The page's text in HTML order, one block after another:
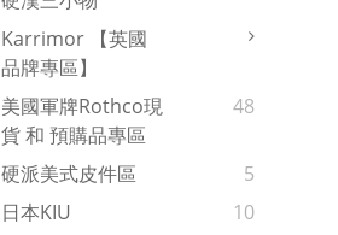
Karrimor 【英國
品牌專區】
美國軍牌Rothco現
貨 和 預購品專區
48
硬派美式皮件區
5
日本KIU
10